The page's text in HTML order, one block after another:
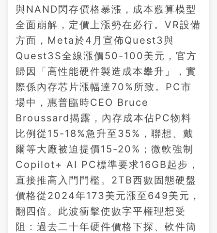
與NAND閃存價格暴漲，成本覈算模型
全面崩解，定價上漲勢在必行。VR設備
方面，Meta於4月宣佈Quest3與
Quest3S全線漲價50-100美元，官方
歸因「高性能硬件製造成本攀升」，實
際係內存芯片漲幅達70%所致。PC市
場中，惠普臨時CEO Bruce
Broussard揭露，內存成本佔PC物料
比例從15-18%急升至35%，聯想、戴
爾等大廠被迫提價15-20%；微軟強制
Copilot+ AI PC標準要求16GB起步，
直接推高入門門檻。2TB西數固態硬盤
價格從2024年173美元漲至649美元，
翻四倍。此波衝擊使數字平權理想受
阻：過去二十年硬件價格下探、軟件簡